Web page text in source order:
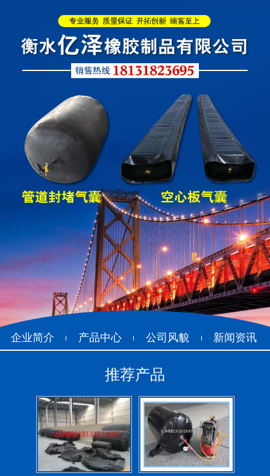
企业简介 产品中心 公司风貌 新闻资讯
推荐产品